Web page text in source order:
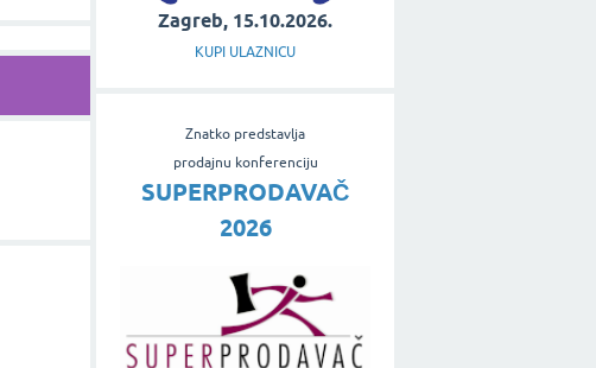
Zagreb, 15.10.2026.
KUPI ULAZNICU
Znatko predstavlja
prodajnu konferenciju
SUPERPRODAVAČ
2026